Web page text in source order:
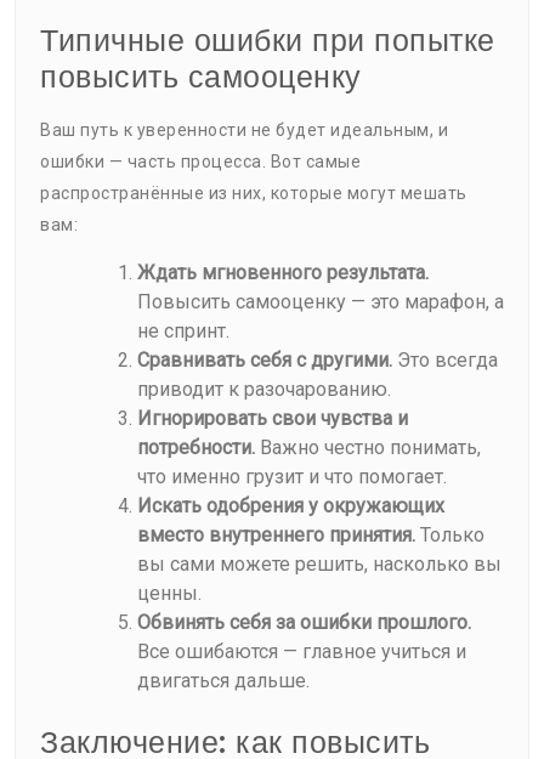
Типичные ошибки при попытке
повысить самооценку
Ваш путь к уверенности не будет идеальным, и
ошибки — часть процесса. Вот самые
распространённые из них, которые могут мешать
вам:
Ждать мгновенного результата.
Повысить самооценку — это марафон, а
не спринт.
Сравнивать себя с другими. Это всегда
приводит к разочарованию.
Игнорировать свои чувства и
потребности. Важно честно понимать,
что именно грузит и что помогает.
Искать одобрения у окружающих
вместо внутреннего принятия. Только
вы сами можете решить, насколько вы
ценны.
Обвинять себя за ошибки прошлого.
Все ошибаются — главное учиться и
двигаться дальше.
Заключение: как повысить